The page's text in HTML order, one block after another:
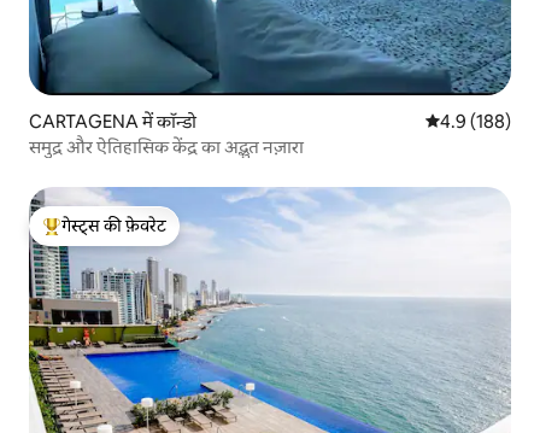
CARTAGENA में कॉन्डो औसत रेटिंग 5 में
4.9 (188)
समुद्र और ऐतिहासिक केंद्र का अद्भुत नज़ारा
गेस्ट्स का टॉप फ़ेवरेट
गेस्ट्स की फ़ेवरेट